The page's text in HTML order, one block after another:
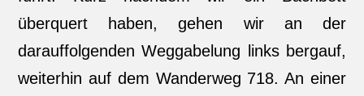
überquert haben, gehen wir an der
darauffolgenden Weggabelung links bergauf,
weiterhin auf dem Wanderweg 718. An einer